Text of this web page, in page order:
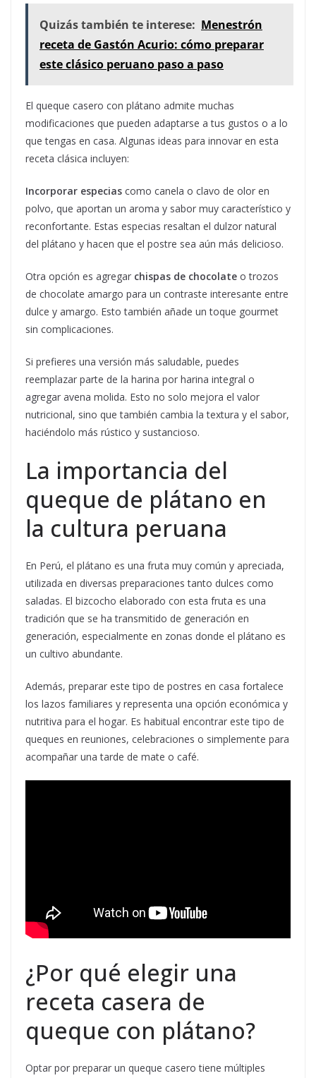
Quizás también te interese: Menestrón
receta de Gastón Acurio: cómo preparar
este clásico peruano paso a paso
El queque casero con plátano admite muchas
modificaciones que pueden adaptarse a tus gustos o a lo
que tengas en casa. Algunas ideas para innovar en esta
receta clásica incluyen:
Incorporar especias como canela o clavo de olor en
polvo, que aportan un aroma y sabor muy característico y
reconfortante. Estas especias resaltan el dulzor natural
del plátano y hacen que el postre sea aún más delicioso.
Otra opción es agregar chispas de chocolate o trozos
de chocolate amargo para un contraste interesante entre
dulce y amargo. Esto también añade un toque gourmet
sin complicaciones.
Si prefieres una versión más saludable, puedes
reemplazar parte de la harina por harina integral o
agregar avena molida. Esto no solo mejora el valor
nutricional, sino que también cambia la textura y el sabor,
haciéndolo más rústico y sustancioso.
La importancia del
queque de plátano en
la cultura peruana
En Perú, el plátano es una fruta muy común y apreciada,
utilizada en diversas preparaciones tanto dulces como
saladas. El bizcocho elaborado con esta fruta es una
tradición que se ha transmitido de generación en
generación, especialmente en zonas donde el plátano es
un cultivo abundante.
Además, preparar este tipo de postres en casa fortalece
los lazos familiares y representa una opción económica y
nutritiva para el hogar. Es habitual encontrar este tipo de
queques en reuniones, celebraciones o simplemente para
acompañar una tarde de mate o café.
¿Por qué elegir una
receta casera de
queque con plátano?
Optar por preparar un queque casero tiene múltiples